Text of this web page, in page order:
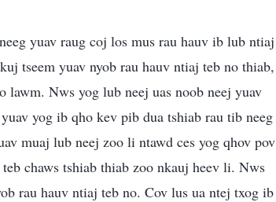
yuav raug coj los mus rau hauv ib lub ntiaj
tseem yuav nyob rau hauv ntiaj teb no thiab,
lawm. Nws yog lub neej uas noob neej yuav
yog ib qho kev pib dua tshiab rau tib neeg
muaj lub neej zoo li ntawd ces yog qhov pov
chaws tshiab thiab zoo nkauj heev li. Nws
rau hauv ntiaj teb no. Cov lus ua ntej txog ib